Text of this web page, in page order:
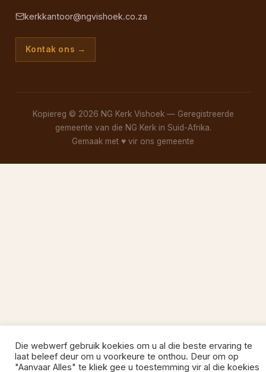
kerkkantoor@ngvishoek.co.za
Kontak ons →
Kopiereg © 2026 NG Kerk Vishoek — Geregistreerde
gemeente van die NG Kerk in Suid-Afrika.
Gemaak met ♥ vir ons gemeente
Die webwerf gebruik koekies om u al die beste ervaring te
laat beleef deur om u voorkeure te onthou. Deur om op
"Aanvaar Alles" te kliek gee u toestemming vir al die koekies